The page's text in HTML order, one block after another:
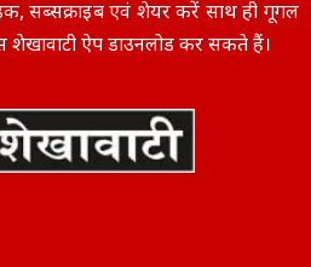
एवं शेयर करें साथ ही गूगल
शेखावाटी ऐप डाउनलोड कर सकते हैं।